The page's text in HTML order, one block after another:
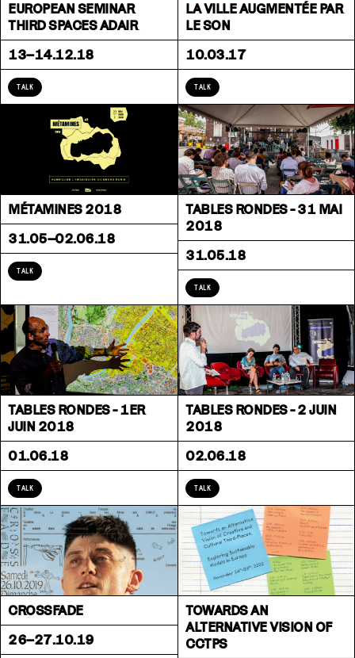
EUROPEAN SEMINAR
THIRD SPACES ADAIR
13–14.12.18
TALK
LA VILLE AUGMENTÉE PAR
LE SON
10.03.17
TALK
MÉTAMINES 2018
31.05–02.06.18
TALK
TABLES RONDES - 31 MAI
2018
31.05.18
TALK
TABLES RONDES - 1ER
JUIN 2018
01.06.18
TALK
TABLES RONDES - 2 JUIN
2018
02.06.18
TALK
CROSSFADE
26–27.10.19
TOWARDS AN
ALTERNATIVE VISION OF
CCTPS